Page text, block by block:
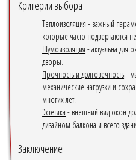
Критерии выбора
Теплоизоляция - важный
которые часто подвергаются
Шумоизоляция - актуальна
дворы.
Прочность и долговечность-
механические нагрузки и
многих лет.
Эстетика - внешний вид окон
дизайном балкона и всего
Заключение